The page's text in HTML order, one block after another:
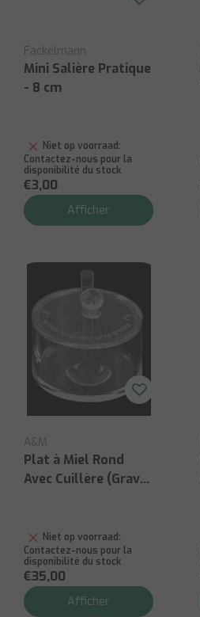
Fackelmann
Mini Salière Pratique
- 8 cm
Niet op voorraad:
Contactez-nous pour la
disponibilité du stock
€3,00
Afficher
A&M
Plat à Miel Rond
Avec Cuillère (Gravé)
Niet op voorraad:
Contactez-nous pour la
disponibilité du stock
€35,00
Afficher